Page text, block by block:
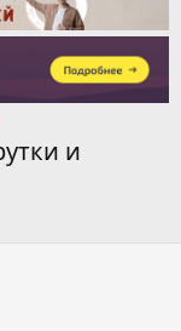
и